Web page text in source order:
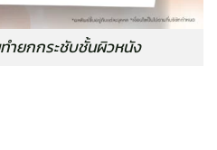
ำยกกระชับชั้นผิวหนัง